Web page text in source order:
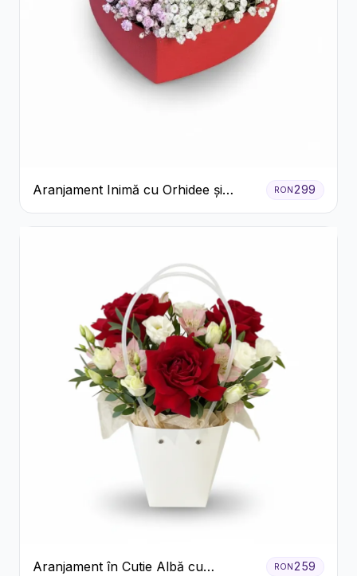
Aranjament Inimă cu Orhidee și
Floarea Miresei
RON299
Aranjament în Cutie Albă cu
RON259